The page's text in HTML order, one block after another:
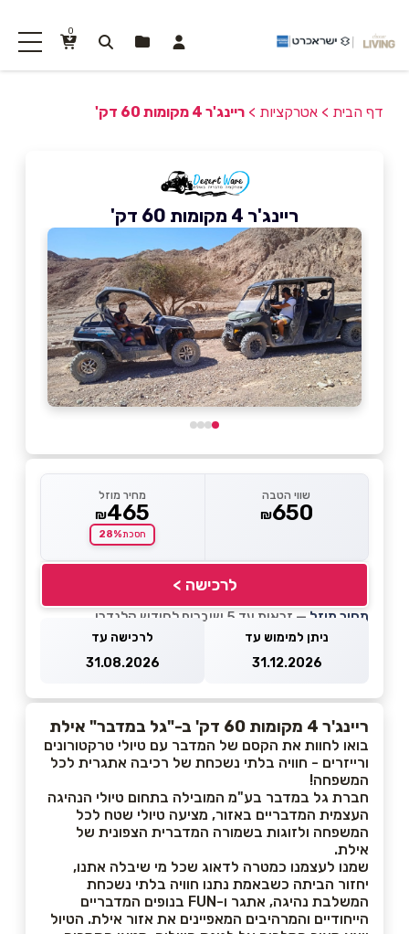
0
דף הבית > אטרקציות > ריינג'ר 4 מקומות 60 דק'
ריינג'ר 4 מקומות 60 דק'
שווי הטבה
₪650
מחיר מוזל
₪465
חסכת28%
לרכישה >
מחיר מוזל — זכאות עד 5 שוברים לחודש קלנדרי
ניתן למימוש עד
31.12.2026
לרכישה עד
31.08.2026
ריינג'ר 4 מקומות 60 דק' ב-"גל במדבר" אילת
בואו לחוות את הקסם של המדבר עם טיולי טרקטורונים
ורייזרים - חוויה בלתי נשכחת של רכיבה אתגרית לכל
המשפחה!
חברת גל במדבר בע"מ המובילה בתחום טיולי הנהיגה
העצמית המדבריים באזור, מציעה טיולי שטח לכל
המשפחה ולזוגות בשמורה המדברית הצפונית של
אילת.
שמנו לעצמנו כמטרה לדאוג שכל מי שיבלה אתנו,
יחזור הביתה כשבאמת נתנו חוויה בלתי נשכחת
המשלבת נהיגה, אתגר ו-FUN בנופים המדבריים
הייחודיים והמרהיבים המאפיינים את אזור אילת. הטיול